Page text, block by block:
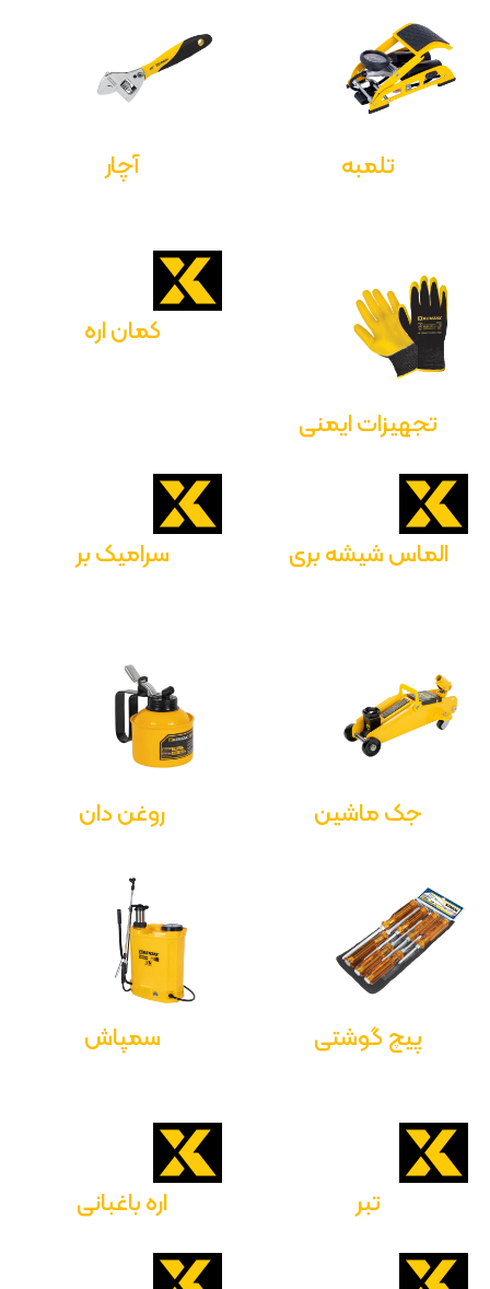
تلمبه آچار
تجهیزات ایمنی
کمان اره
الماس شیشه بری سرامیک بر
جک ماشین روغن دان
پیچ گوشتی سمپاش
تبر اره باغبانی